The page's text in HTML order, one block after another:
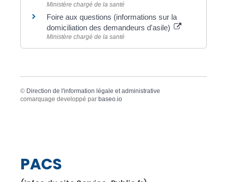
Ministère chargé de la santé
Foire aux questions (informations sur la
domiciliation des demandeurs d'asile)
Ministère chargé de la santé
© Direction de l'information légale et administrative
comarquage developpé par baseo.io
PACS